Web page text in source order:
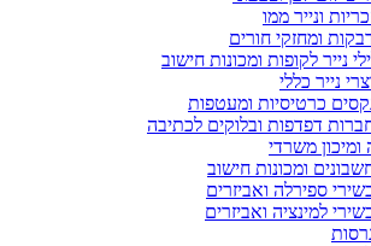
ונייר ממו
ומחזקי חורים
נייר לקופות ומכונות חישוב
נייר כללי
כרטיסיות ומעטפות
דפדפות ובלוקים לכתיבה
ומיכון משרדי
ומכונות חישוב
ספירלה ואביזרים
למינציה ואביזרים